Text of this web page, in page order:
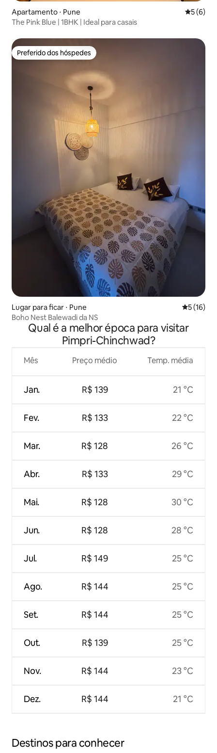
Apartamento ⋅ Pune 5 de
5 (6)
The Pink Blue | 1BHK | Ideal para casais
Preferido dos hóspedes
Preferido dos hóspedes
Lugar para ficar ⋅ Pune 5 de uma
5 (16)
Boho Nest Balewadi da NS
Qual é a melhor época para visitar
Pimpri-Chinchwad?
Mês
Jan.
Fev.
Mar.
Abr.
Mai.
Jun.
Jul.
Ago.
Set.
Out.
Nov.
Dez.
Preço médio
R$ 139
R$ 133
R$ 128
R$ 133
R$ 128
R$ 128
R$ 149
R$ 144
R$ 144
R$ 139
R$ 144
R$ 144
Temp. média
21 °C
22 °C
26 °C
29 °C
30 °C
28 °C
25 °C
25 °C
25 °C
25 °C
23 °C
21 °C
Destinos para conhecer